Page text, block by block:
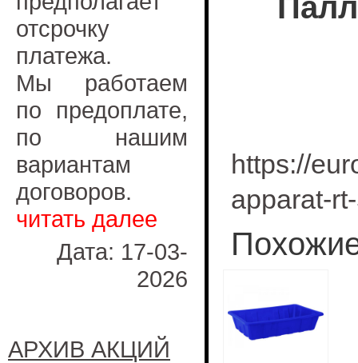
отсрочку
платежа.
Мы работаем
по предоплате,
по нашим
вариантам
договоров.
читать далее
Дата: 17-03-
2026
АРХИВ АКЦИЙ
https://
apparat-